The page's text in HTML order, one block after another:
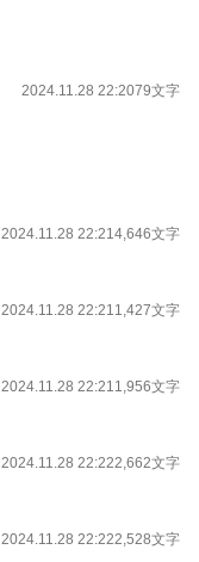
2024.11.28 22:2079文字
2024.11.28 22:214,646文字
2024.11.28 22:211,427文字
2024.11.28 22:211,956文字
2024.11.28 22:222,662文字
2024.11.28 22:222,528文字